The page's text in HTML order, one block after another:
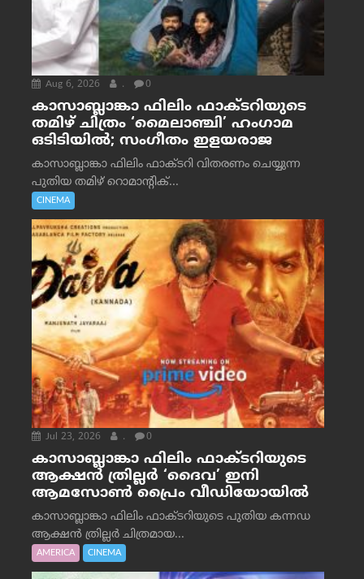
Aug 6, 2026 . 0
കാസാബ്ലാങ്കാ ഫിലിം ഫാക്ടറിയുടെ
തമിഴ് ചിത്രം ‘മൈലാഞ്ചി’ ഹംഗാമ
ഒടിടിയിൽ; സംഗീതം ഇളയരാജ
കാസാബ്ലാങ്കാ ഫിലിം ഫാക്ടറി വിതരണം ചെയ്യുന്ന
പുതിയ തമിഴ് റൊമാന്റിക്...
CINEMA
Jul 23, 2026 . 0
കാസാബ്ലാങ്കാ ഫിലിം ഫാക്ടറിയുടെ
ആക്ഷൻ ത്രില്ലർ ‘ദൈവ’ ഇനി
ആമസോൺ പ്രൈം വീഡിയോയിൽ
കാസാബ്ലാങ്കാ ഫിലിം ഫാക്ടറിയുടെ പുതിയ കന്നഡ
ആക്ഷൻ ത്രില്ലർ ചിത്രമായ...
AMERICA CINEMA